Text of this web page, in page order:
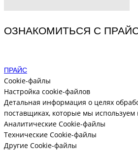
ОЗНАКОМИТЬСЯ С
ПРАЙС
Cookie-файлы
Настройка cookie-файлов
Детальная информация о целях
поставщиках, которые мы используем
Аналитические Cookie-файлы
Технические Cookie-файлы
Другие Cookie-файлы